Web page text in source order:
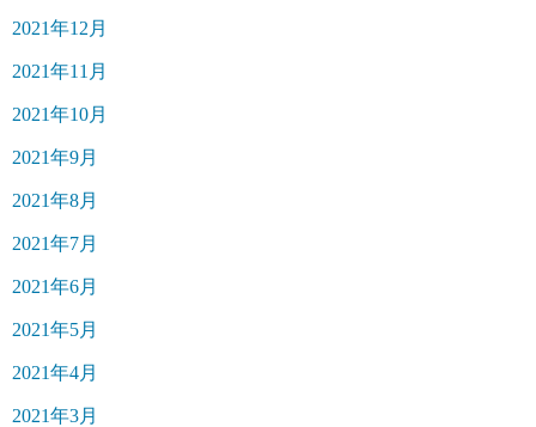
2021年12月
2021年11月
2021年10月
2021年9月
2021年8月
2021年7月
2021年6月
2021年5月
2021年4月
2021年3月